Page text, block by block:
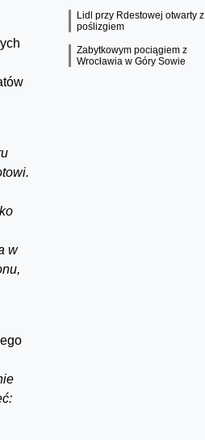
w
Lidl przy Rdestowej otwarty z
poślizgiem
Zabytkowym pociągiem z
Wrocławia w Góry Sowie